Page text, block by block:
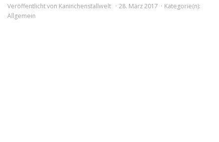
Veröffentlicht von Kaninchenstallwelt 28. März 2017
Kategorie(n):
Allgemein